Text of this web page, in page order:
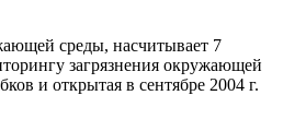
среды, насчитывает 7
загрязнения окружающей
и открытая в сентябре 2004 г.